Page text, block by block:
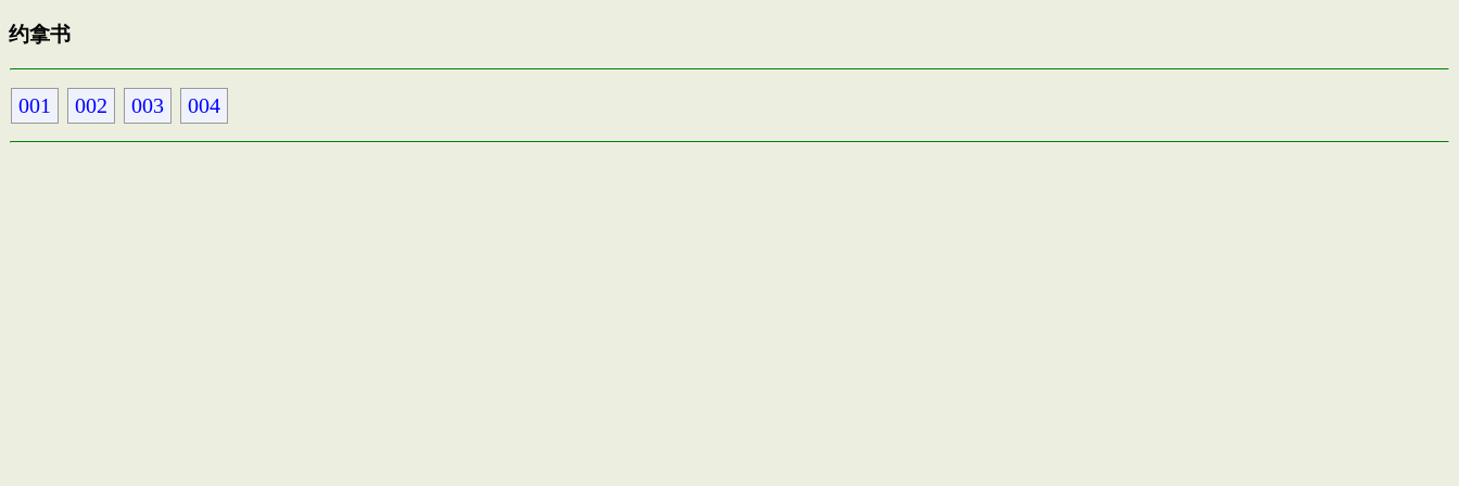
约拿书
001 002 003 004